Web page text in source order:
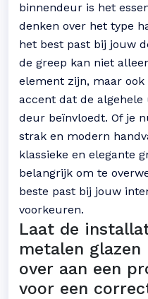
binnendeur is het
denken over het type
het best past bij jouw
de greep kan niet
element zijn, maar ook
accent dat de
deur beïnvloedt. Of je
strak en modern
klassieke en elegante
belangrijk om te
beste past bij jouw
voorkeuren.
Laat de
metalen glazen
over aan een
voor een